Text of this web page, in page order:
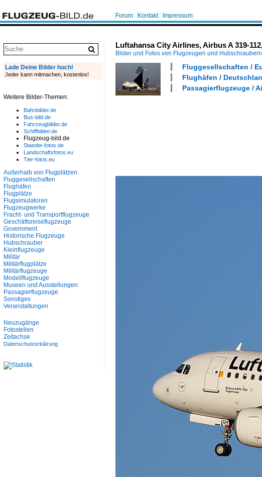
Forum Kontakt Impressum
Luftahansa City Airlines, Airbus A 319-
Bilder und Fotos von Flugzeugen und Hubschraubern
Fluggesellschaften /
Flughäfen /
Passagierflugzeuge /
Lade Deine Bilder hoch!
Jeder kann mitmachen, kostenlos!
Weitere Bilder-Themen:
Bahnbilder.de
Bus-bild.de
Fahrzeugbilder.de
Schiffbilder.de
Flugzeug-bild.de
Staedte-fotos.de
Landschaftsfotos.eu
Tier-fotos.eu
Außerhalb von Flugplätzen
Fluggesellschaften
Flughäfen
Flugplätze
Flugsimulatoren
Flugzeugwerke
Fracht- und Transportflugzeuge
Geschäftsreiseflugzeuge
Government
Historische Flugzeuge
Hubschrauber
Kleinflugzeuge
Militär
Militärflugplätze
Militärflugzeuge
Modellflugzeuge
Museen und Ausstellungen
Passagierflugzeuge
Sonstiges
Veranstaltungen
Neuzugänge
Fotostellen
Zeitachse
Datenschutzerklärung